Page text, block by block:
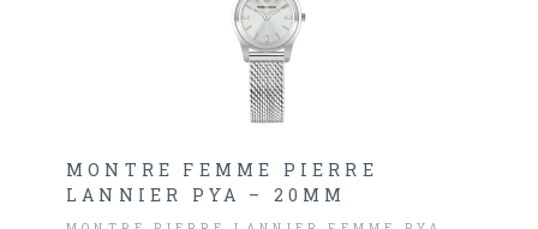
MONTRE FEMME PIERRE
LANNIER PYA – 20MM